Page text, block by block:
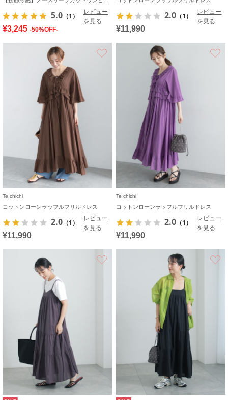
5.0 （1）
レビュー
を見る
¥3,245 -50%OFF-
2.0 （1）
レビュー
を見る
¥11,990
Te chichi
コットンローンラッフルフリルドレス
2.0 （1）
レビュー
を見る
¥11,990
Te chichi
コットンローンラッフルフリルドレス
2.0 （1）
レビュー
を見る
¥11,990